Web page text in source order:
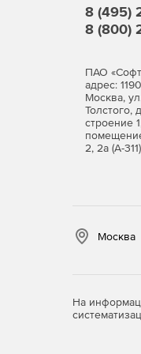
Виды
По
Dr.Web
Dr.Web
Также
8 (495)
8 (800)
ПАО
адрес:
Москва,
Толстого,
строение
2, 2а (А-311)
Москва
На